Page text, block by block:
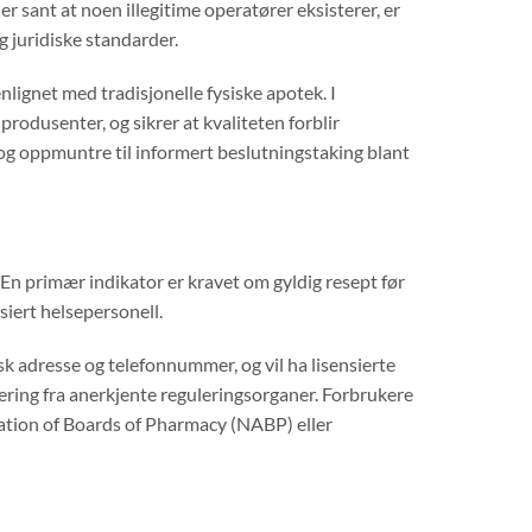
sant at noen illegitime operatører eksisterer, er
juridiske standarder.
med tradisjonelle fysiske apotek. I
og sikrer at kvaliteten forblir
oppmuntre til informert beslutningstaking blant
primær indikator er kravet om gyldig resept før
helsepersonell.
og telefonnummer, og vil ha lisensierte
fra anerkjente reguleringsorganer. Forbrukere
of Boards of Pharmacy (NABP) eller